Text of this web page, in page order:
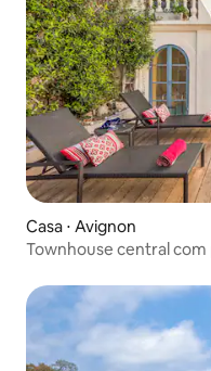
Casa ⋅ Avignon
Townhouse central